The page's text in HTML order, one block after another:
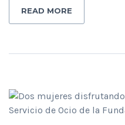
READ MORE